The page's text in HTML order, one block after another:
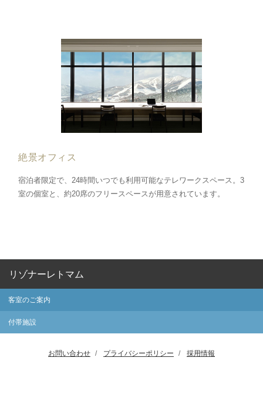
絶景オフィス
宿泊者限定で、24時間いつでも利用可能なテレワークスペース。3
室の個室と、約20席のフリースペースが用意されています。
リゾナーレトマム
客室のご案内
付帯施設
お問い合わせ プライバシーポリシー 採用情報